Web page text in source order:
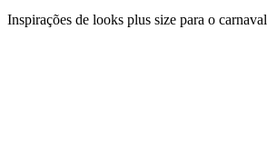
Inspirações de looks plus size para o carnaval